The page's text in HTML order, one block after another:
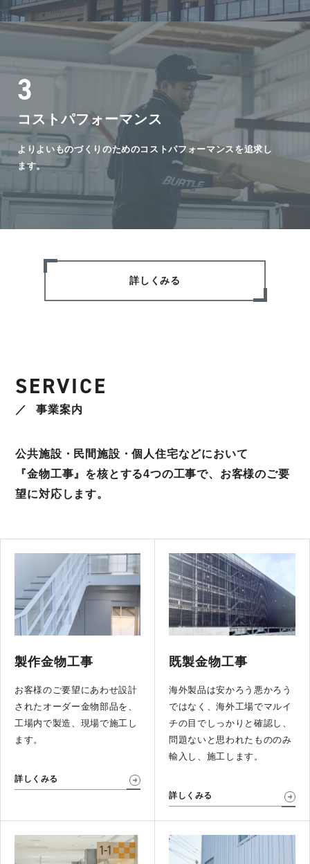
3
コストパフォーマンス
よりよいものづくりのためのコストパフォーマンスを追求し
ます。
詳しくみる
SERVICE
事業案内
公共施設・民間施設・個人住宅などにおいて
『金物工事』を核とする4つの工事で、お客様のご要
望に対応します。
製作金物工事
お客様のご要望にあわせ設計
されたオーダー金物部品を、
工場内で製造、現場で施工し
ます。
詳しくみる
既製金物工事
海外製品は安かろう悪かろう
ではなく、海外工場でマルイ
チの目でしっかりと確認し、
問題ないと思われたもののみ
輸入し、施工します。
詳しくみる